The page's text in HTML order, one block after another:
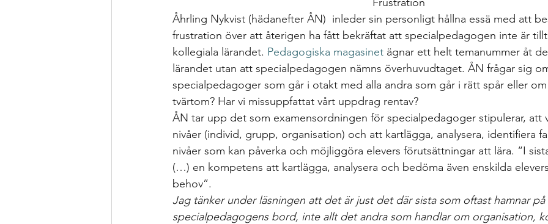
Åhrling Nykvist (hädanefter ÅN)  inleder sin personligt hållna essä med att
frustration över att återigen ha fått bekräftat att specialpedagogen inte är
kollegiala lärandet. Pedagogiska magasinet ägnar ett helt temanummer åt
lärandet utan att specialpedagogen nämns överhuvudtaget. ÅN frågar sig
specialpedagoger som går i otakt med alla andra som går i rätt spår eller
tvärtom? Har vi missuppfattat vårt uppdrag rentav?
ÅN tar upp det som examensordningen för specialpedagoger stipulerar, att
nivåer (individ, grupp, organisation) och att kartlägga, analysera, identifiera
nivåer som kan påverka och möjliggöra elevers förutsättningar att lära. “I
(…) en kompetens att kartlägga, analysera och bedöma även enskilda
behov”.
Jag tänker under läsningen att det är just det där sista som oftast hamnar på
specialpedagogens bord, inte allt det andra som handlar om organisation,